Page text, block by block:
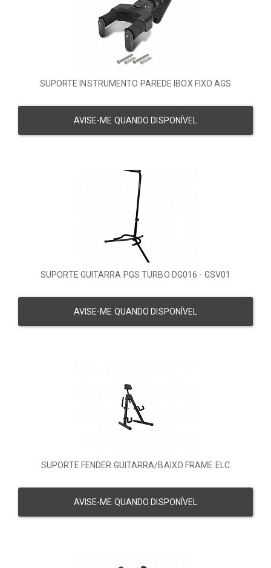
SUPORTE INSTRUMENTO PAREDE IBOX FIXO AGS
AVISE-ME QUANDO DISPONÍVEL
SUPORTE GUITARRA PGS TURBO DG016 - GSV01
AVISE-ME QUANDO DISPONÍVEL
SUPORTE FENDER GUITARRA/BAIXO FRAME ELC
AVISE-ME QUANDO DISPONÍVEL